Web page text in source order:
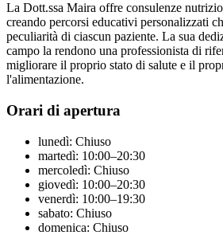
La Dott.ssa Maira offre consulenze
creando percorsi educativi personalizzati
peculiarità di ciascun paziente. La sua
campo la rendono una professionista di
migliorare il proprio stato di salute e il
l'alimentazione.
Orari di apertura
lunedì: Chiuso
martedì: 10:00–20:30
mercoledì: Chiuso
giovedì: 10:00–20:30
venerdì: 10:00–19:30
sabato: Chiuso
domenica: Chiuso